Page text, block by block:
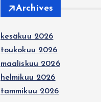
Archives
kesäkuu 2026
toukokuu 2026
maaliskuu 2026
helmikuu 2026
tammikuu 2026